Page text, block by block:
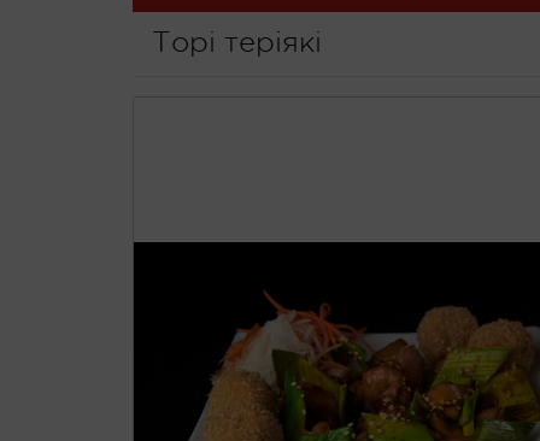
Торі теріякі